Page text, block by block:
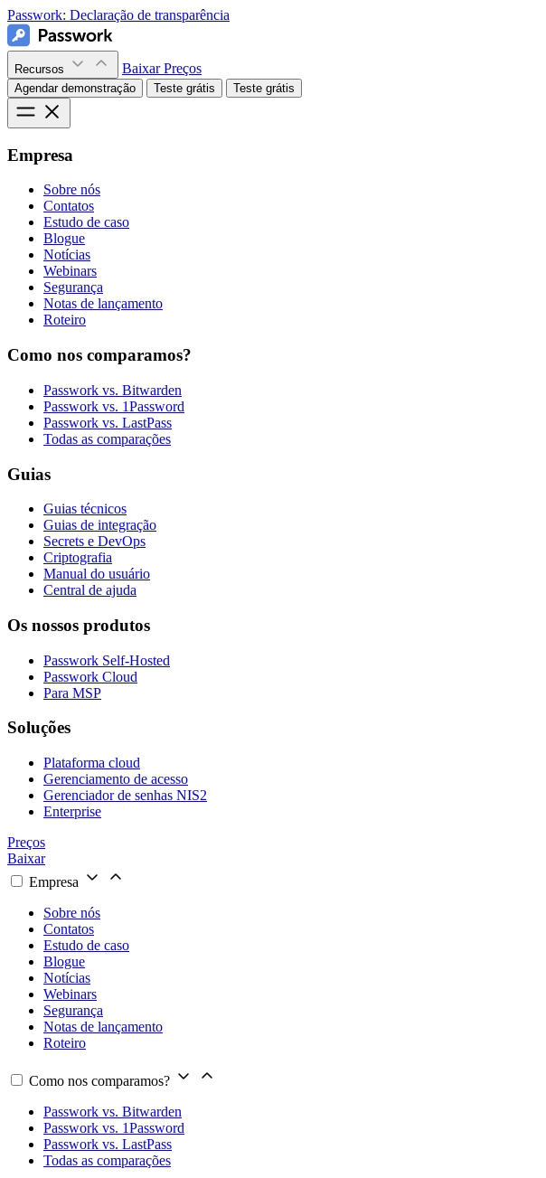
Passwork: Declaração de transparência
Recursos BaixarPreços
Agendar demonstração Teste grátis Teste grátis
Empresa
Sobre nós
Contatos
Estudo de caso
Blogue
Notícias
Webinars
Segurança
Notas de lançamento
Roteiro
Como nos comparamos?
Passwork vs. Bitwarden
Passwork vs. 1Password
Passwork vs. LastPass
Todas as comparações
Guias
Guias técnicos
Guias de integração
Secrets e DevOps
Criptografia
Manual do usuário
Central de ajuda
Os nossos produtos
Passwork Self-Hosted
Passwork Cloud
Para MSP
Soluções
Plataforma cloud
Gerenciamento de acesso
Gerenciador de senhas NIS2
Enterprise
Preços
Baixar
Empresa
Sobre nós
Contatos
Estudo de caso
Blogue
Notícias
Webinars
Segurança
Notas de lançamento
Roteiro
Como nos comparamos?
Passwork vs. Bitwarden
Passwork vs. 1Password
Passwork vs. LastPass
Todas as comparações